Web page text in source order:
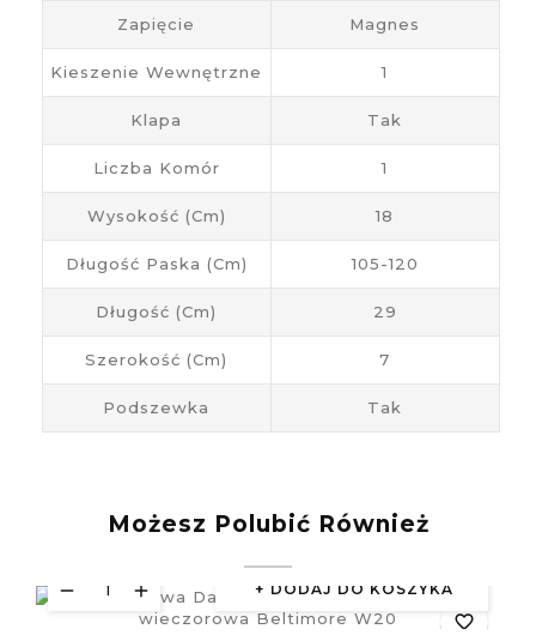
Zapięcie Magnes
Kieszenie Wewnętrzne 1
Klapa Tak
Liczba Komór 1
Wysokość (cm) 18
Długość Paska (cm) 105-120
Długość (cm) 29
Szerokość (cm) 7
Podszewka Tak
Możesz Polubić Również
DODAJ DO KOSZYKA
favorite_border